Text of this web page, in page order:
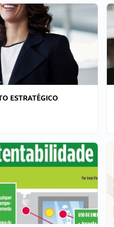
ESTRATÉGICO